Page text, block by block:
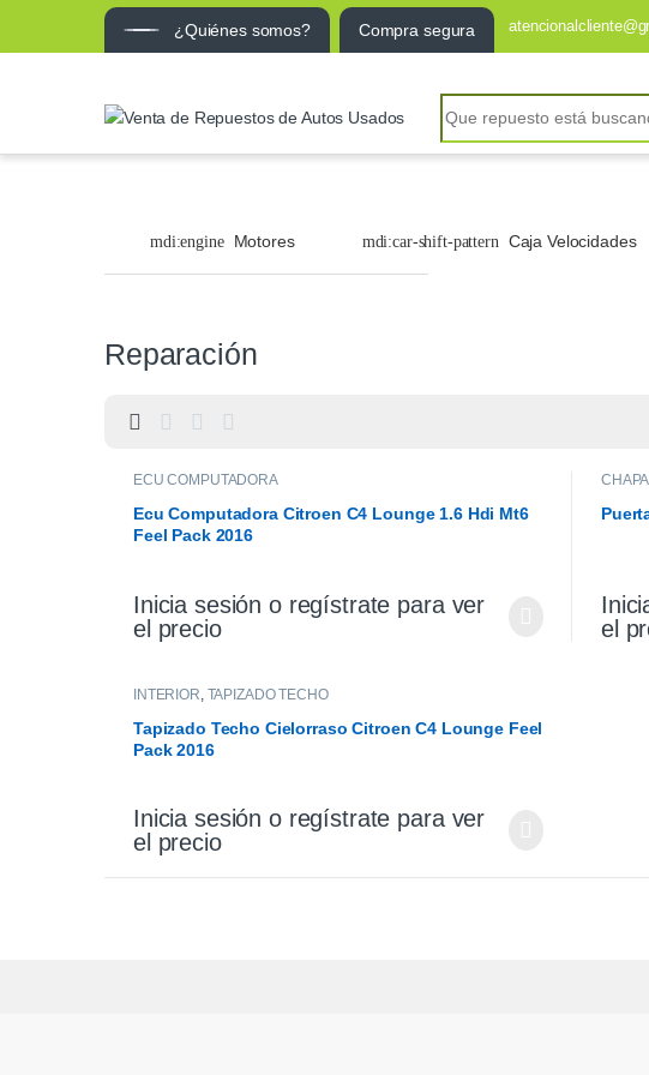
¿Quiénes somos? Compra segura
Search for:
Reparación
ECU COMPUTADORA
Ecu Computadora Citroen C4 Lounge 1.6 Hdi Mt6
Feel Pack 2016
Inicia sesión o regístrate para ver
el precio
el
INTERIOR, TAPIZADO TECHO
Tapizado Techo Cielorraso Citroen C4 Lounge Feel
Pack 2016
Inicia sesión o regístrate para ver
el precio
Motores Caja Velocidades